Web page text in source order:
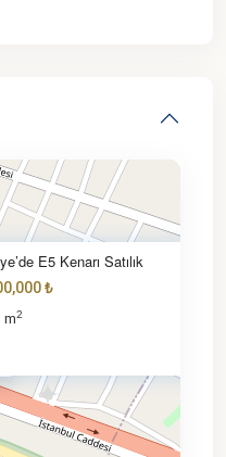
E5 Kenarı Satılık
₺
m2